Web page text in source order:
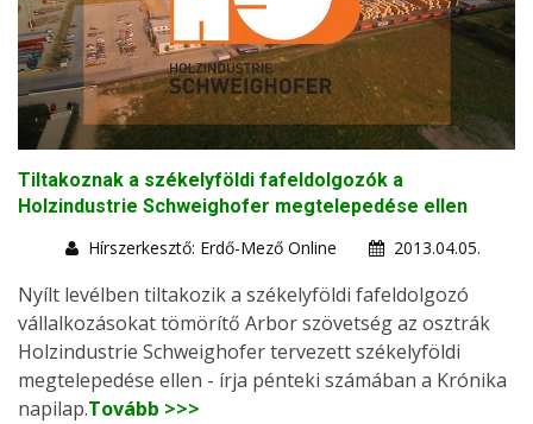
Tiltakoznak a székelyföldi fafeldolgozók a
Holzindustrie Schweighofer megtelepedése ellen
Hírszerkesztő: Erdő-Mező Online
2013.04.05.
Nyílt levélben tiltakozik a székelyföldi fafeldolgozó
vállalkozásokat tömörítő Arbor szövetség az osztrák
Holzindustrie Schweighofer tervezett székelyföldi
megtelepedése ellen - írja pénteki számában a Krónika
napilap.Tovább >>>